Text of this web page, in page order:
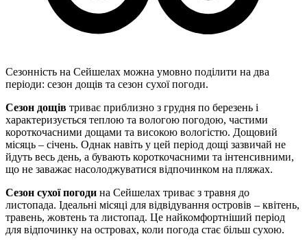
Сезонність на Сейшелах можна умовно поділити на два
періоди: сезон дощів та сезон сухої погоди.
Сезон дощів триває приблизно з грудня по березень і
характеризується теплою та вологою погодою, частими
короткочасними дощами та високою вологістю. Дощовий
місяць – січень. Однак навіть у цей період дощі зазвичай не
йдуть весь день, а бувають короткочасними та інтенсивними,
що не заважає насолоджуватися відпочинком на пляжах.
Сезон сухої погоди на Сейшелах триває з травня до
листопада. Ідеальні місяці для відвідування островів – квітень,
травень, жовтень та листопад. Це найкомфортніший період
для відпочинку на островах, коли погода стає більш сухою.